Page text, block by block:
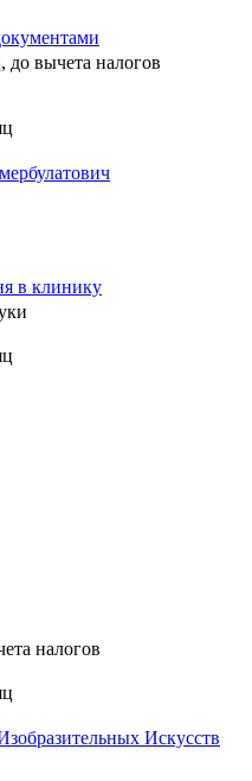
до вычета налогов
в клинику
налогов
Искусств